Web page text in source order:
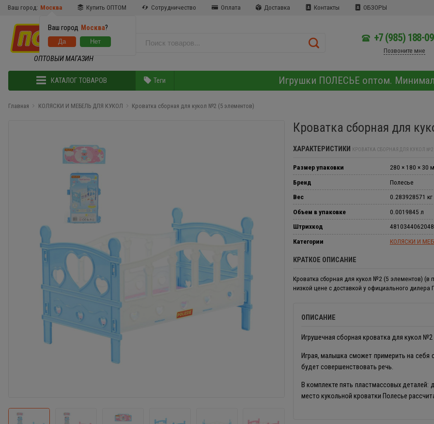
Ваш город: Москва
Ваш город Москва?
Купить ОПТОМ Сотрудничество Оплата Доставка Контакты ОБЗОРЫ
ОПТОВЫЙ МАГАЗИН
+7 (985) 188-
Позвоните мне
КАТАЛОГ ТОВАРОВ Теги Игрушки ПОЛЕСЬЕ оптом.
Главная КОЛЯСКИ И МЕБЕЛЬ ДЛЯ КУКОЛ Кроватка сборная для кукол №2 (5 элементов)
Кроватка сборная для
ХАРАКТЕРИСТИКИ КРОВАТКА СБОРНАЯ ДЛЯ КУКОЛ
Размер упаковки
280 × 180 × 30
Бренд
Полесье
Вес
0.283928571 кг
Объем в упаковке
0.0019845 л
Штрихкод
4810344062048
Категории
КОЛЯСКИ И
КРАТКОЕ ОПИСАНИЕ
Кроватка сборная для кукол №2 (5 элементов) (в
низкой цене с доставкой у официального дилера
ОПИСАНИЕ
Игрушечная сборная кроватка для кукол
Играя, малышка сможет примерить на себя
будет совершенствовать речь.
В комплекте пять пластмассовых
место кукольной кроватки Полесье